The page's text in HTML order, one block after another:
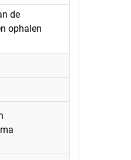
de
ophalen